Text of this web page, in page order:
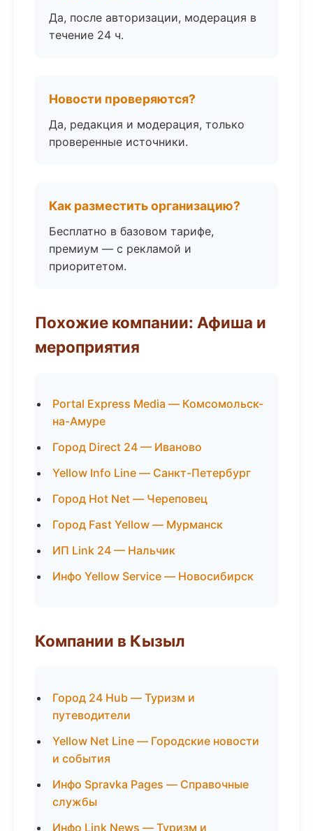
Да, после авторизации, модерация в
течение 24 ч.
Новости проверяются?
Да, редакция и модерация, только
проверенные источники.
Как разместить организацию?
Бесплатно в базовом тарифе,
премиум — с рекламой и
приоритетом.
Похожие компании: Афиша и
мероприятия
Portal Express Media — Комсомольск-
на-Амуре
Город Direct 24 — Иваново
Yellow Info Line — Санкт-Петербург
Город Hot Net — Череповец
Город Fast Yellow — Мурманск
ИП Link 24 — Нальчик
Инфо Yellow Service — Новосибирск
Компании в Кызыл
Город 24 Hub — Туризм и
путеводители
Yellow Net Line — Городские новости
и события
Инфо Spravka Pages — Справочные
службы
Инфо Link News — Туризм и